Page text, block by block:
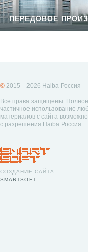
ПЕРЕДОВОЕ
© 2015—2026 Haiba Россия
Все права защищены.
частичное использование
материалов с сайта возможно
с разрешения Haiba Россия.
СОЗДАНИЕ САЙТА:
SMARTSOFT